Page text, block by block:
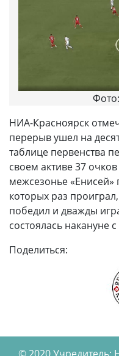
НИА-Красноярск
перерыв ушел на
таблице первенства
своем активе 37
межсезонье «Енисей»
которых раз
победил и дважды
состоялась
Поделиться: